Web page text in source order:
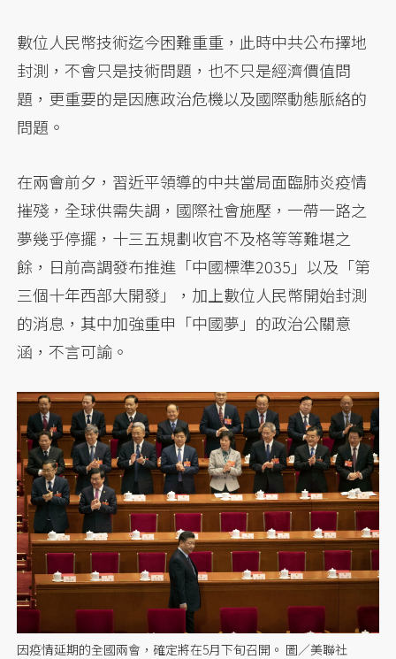
數位人民幣技術迄今困難重重，此時中共公布擇地
封測，不會只是技術問題，也不只是經濟價值問
題，更重要的是因應政治危機以及國際動態脈絡的
問題。
在兩會前夕，習近平領導的中共當局面臨肺炎疫情
摧殘，全球供需失調，國際社會施壓，一帶一路之
夢幾乎停擺，十三五規劃收官不及格等等難堪之
餘，日前高調發布推進「中國標準2035」以及「第
三個十年西部大開發」，加上數位人民幣開始封測
的消息，其中加強重申「中國夢」的政治公關意
涵，不言可諭。
因疫情延期的全國兩會，確定將在5月下旬召開。 圖／美聯社